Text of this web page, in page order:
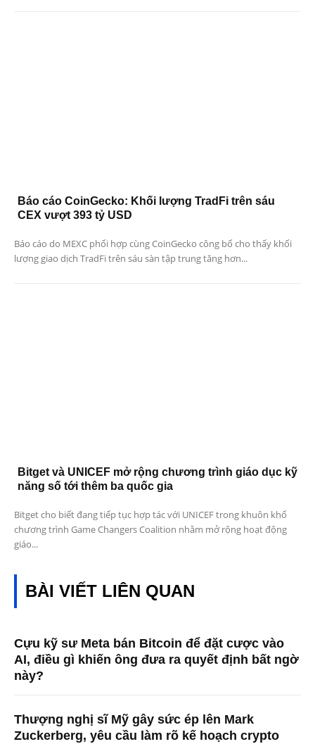
Báo cáo CoinGecko: Khối lượng TradFi trên sáu
CEX vượt 393 tỷ USD
Báo cáo do MEXC phối hợp cùng CoinGecko công bố cho thấy khối
lượng giao dịch TradFi trên sáu sàn tập trung tăng hơn...
Bitget và UNICEF mở rộng chương trình giáo dục kỹ
năng số tới thêm ba quốc gia
Bitget cho biết đang tiếp tục hợp tác với UNICEF trong khuôn khổ
chương trình Game Changers Coalition nhằm mở rộng hoạt động
giáo...
BÀI VIẾT LIÊN QUAN
Cựu kỹ sư Meta bán Bitcoin để đặt cược vào
AI, điều gì khiến ông đưa ra quyết định bất ngờ
này?
Thượng nghị sĩ Mỹ gây sức ép lên Mark
Zuckerberg, yêu cầu làm rõ kế hoạch crypto